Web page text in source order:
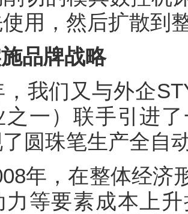
用，然后扩散到
品牌战略
，我们又与外企
之一）联手引进
圆珠笔生产全自
年，在整体经济
力等要素成本上